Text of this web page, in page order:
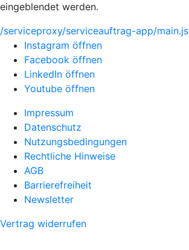
eingeblendet werden.
/serviceproxy/serviceauftrag-app/main.js
Instagram öffnen
Facebook öffnen
LinkedIn öffnen
Youtube öffnen
Impressum
Datenschutz
Nutzungsbedingungen
Rechtliche Hinweise
AGB
Barrierefreiheit
Newsletter
Vertrag widerrufen